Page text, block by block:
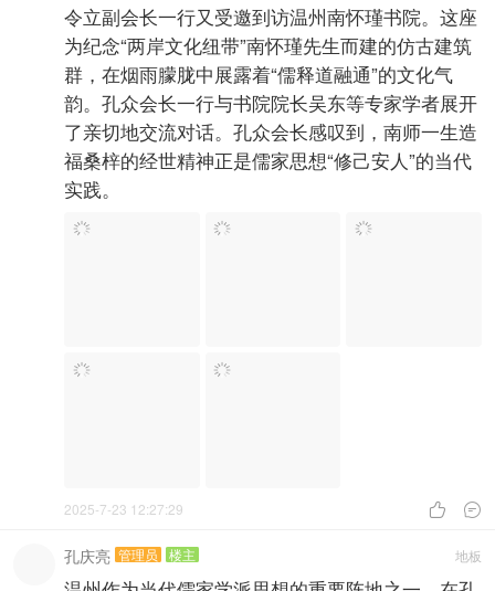
令立副会长一行又受邀到访温州南怀瑾书院。这座
为纪念“两岸文化纽带”南怀瑾先生而建的仿古建筑
群，在烟雨朦胧中展露着“儒释道融通”的文化气
韵。孔众会长一行与书院院长吴东等专家学者展开
了亲切地交流对话。孔众会长感叹到，南师一生造
福桑梓的经世精神正是儒家思想“修己安人”的当代
实践。